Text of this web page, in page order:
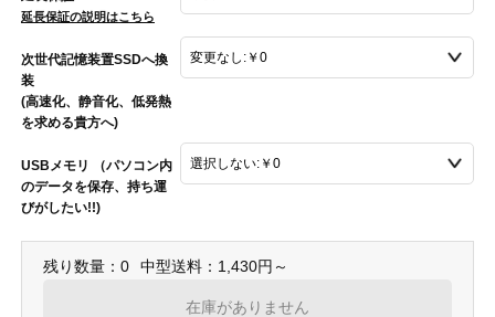
延長保証の説明はこちら
次世代記憶装置SSDへ換
装
(高速化、静音化、低発熱
を求める貴方へ)
USBメモリ （パソコン内
のデータを保存、持ち運
びがしたい!!)
残り数量：0 中型送料：1,430円～
在庫がありません